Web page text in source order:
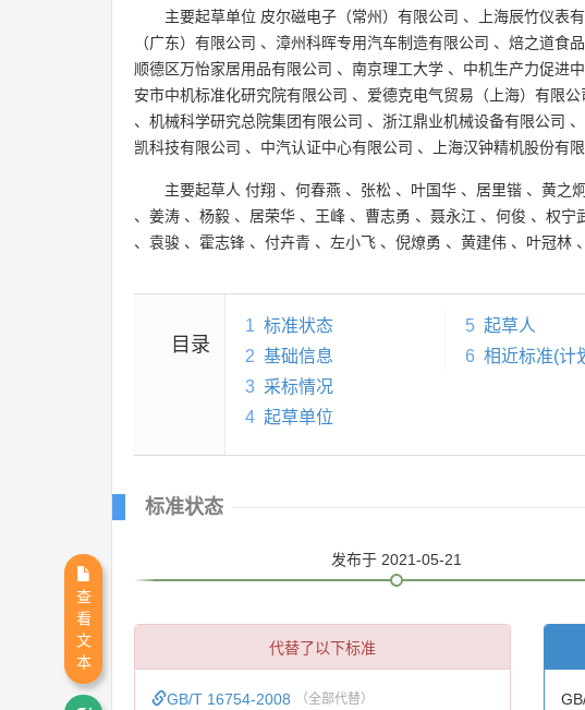
主要起草单位 皮尔磁电子（常州）有限公司 、 上海辰竹仪表
（广东）有限公司 、 漳州科晖专用汽车制造有限公司 、 焙之道食
顺德区万怡家居用品有限公司 、 南京理工大学 、 中机生产力促进
安市中机标准化研究院有限公司 、 爱德克电气贸易（上海）有限公
、 机械科学研究总院集团有限公司 、 浙江鼎业机械设备有限公司 、
凯科技有限公司 、 中汽认证中心有限公司 、 上海汉钟精机股份有
主要起草人 付翔 、 何春燕 、 张松 、 叶国华 、 居里锴 、 黄之炯
、 姜涛 、 杨毅 、 居荣华 、 王峰 、 曹志勇 、 聂永江 、 何俊 、 权宁
、 袁骏 、 霍志锋 、 付卉青 、 左小飞 、 倪燎勇 、 黄建伟 、 叶冠林 、
目录
1 标准状态
2 基础信息
3 采标情况
4 起草单位
5 起草人
6 相近标准(计
标准状态
发布于 2021-05-21
代替了以下标准
GB/T 16754-2008 （全部代替）
查
看
文
本